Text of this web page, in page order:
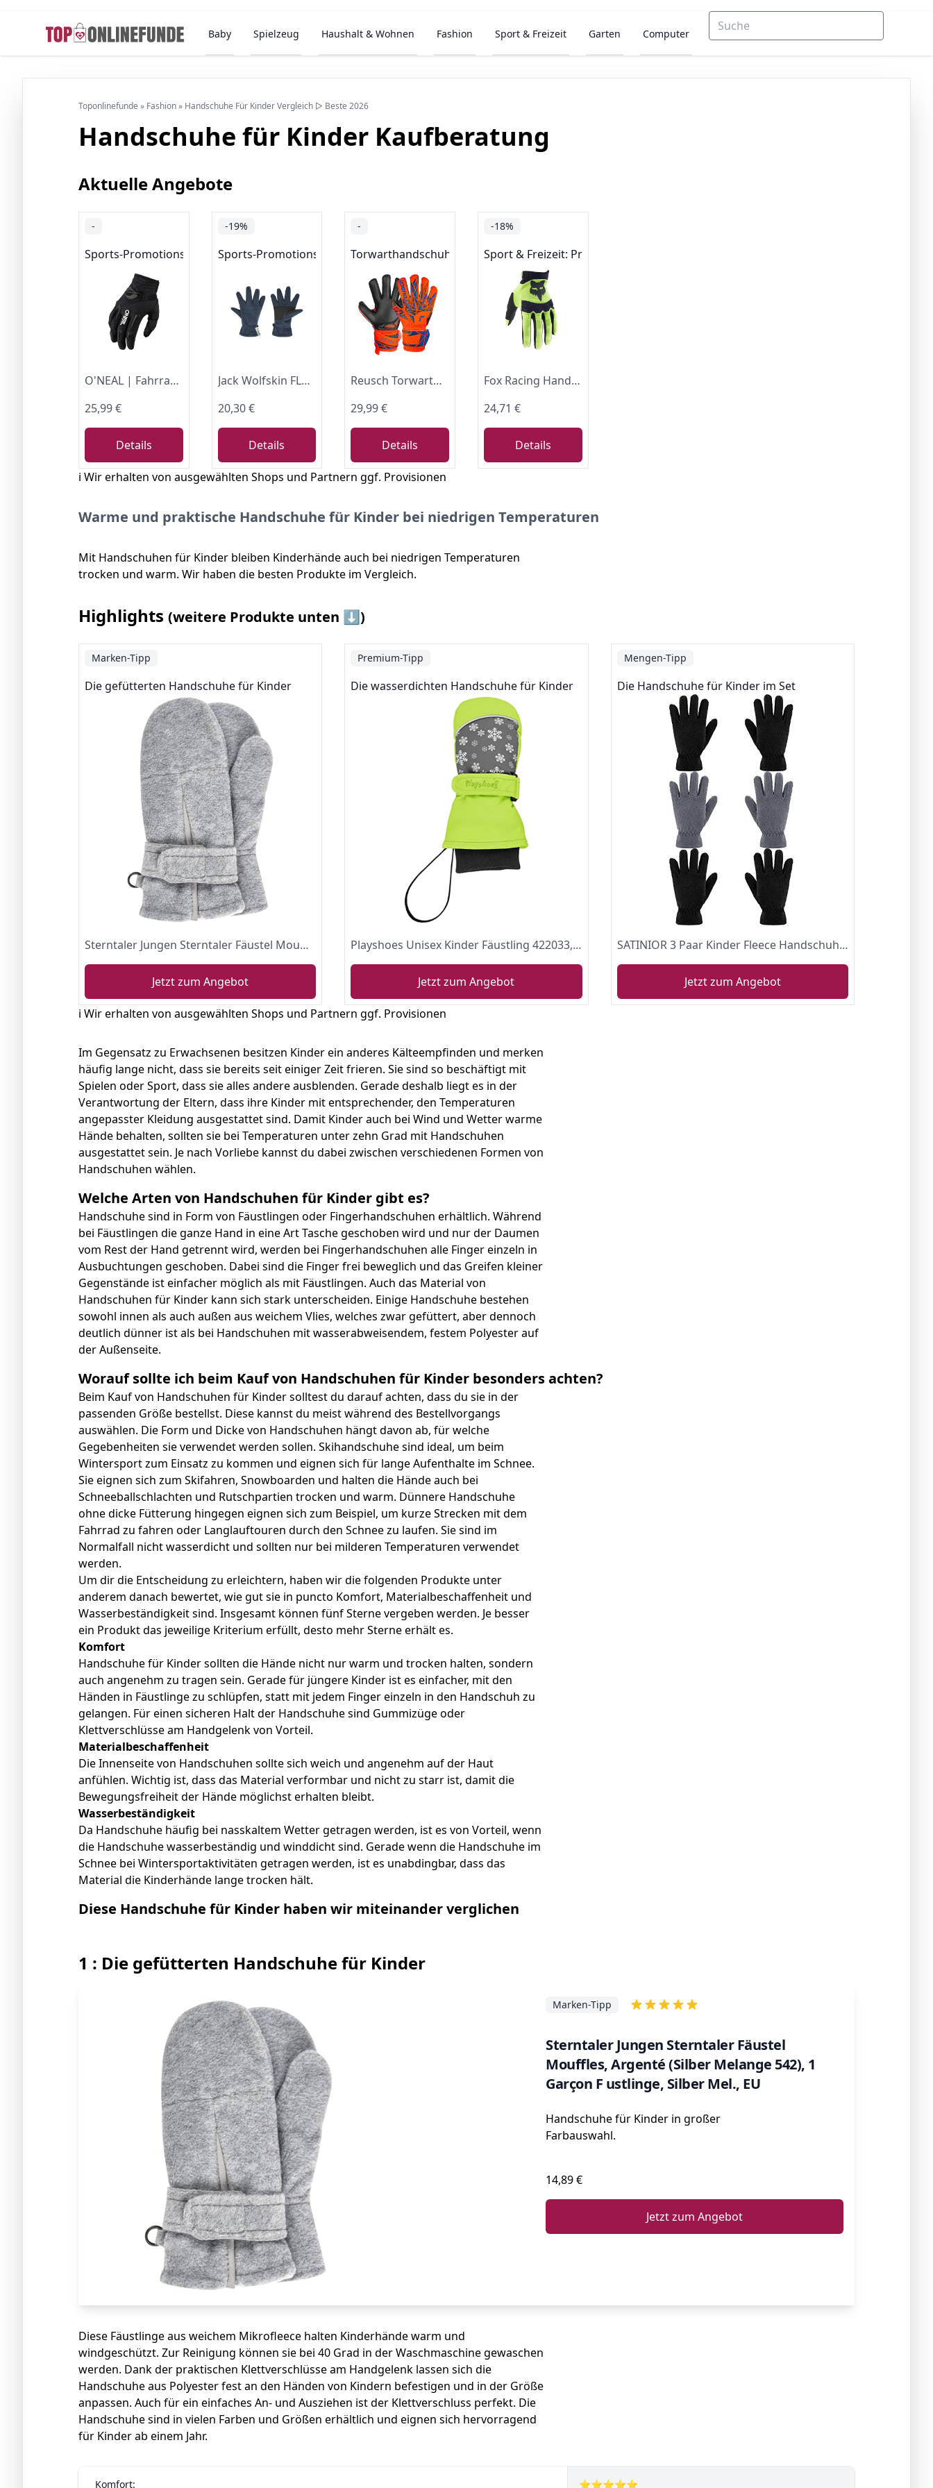
Baby Spielzeug Haushalt & Wohnen Fashion Sport & Freizeit Garten Computer
Toponlinefunde » Fashion» Handschuhe Für Kinder Vergleich ▷ Beste 2026
Handschuhe für Kinder Kaufberatung
Aktuelle Angebote
-
Sports-Promotions
O'NEAL | Fahrrad- & Motocross-Handschuhe | Kinder | MX MTB DH FR Downhill Freeride | Langlebige, Flexible Materialien, belüftete Handinnenfläche | Element Youth Glove | Schwarz Weiß | Größe M
25,99 €
Details
-19%
Sports-Promotions
Jack Wolfskin FLEECE GLOVE K
20,30 €
Details
-
Torwarthandschuhe
Reusch Torwarthandschuhe Kinder | starker Grip & optimale Passform
29,99 €
Details
-18%
Sport & Freizeit: Produkte mit Umwelt-Label
Fox Racing Handschuhe Dirtpaw Jugend
24,71 €
Details
ℹ️ Wir erhalten von ausgewählten Shops und Partnern ggf. Provisionen
Warme und praktische Handschuhe für Kinder bei niedrigen Temperaturen
Mit Handschuhen für Kinder bleiben Kinderhände auch bei niedrigen Temperaturen
trocken und warm. Wir haben die besten Produkte im Vergleich.
Highlights (weitere Produkte unten ⬇️)
Marken-Tipp
Die gefütterten Handschuhe für Kinder
Sterntaler Jungen Sterntaler Fäustel Mouffles, Argenté (Silber Melange 542), 1 Garçon F ustlinge, Silber Mel., EU
Jetzt zum Angebot
Premium-Tipp
Die wasserdichten Handschuhe für Kinder
Playshoes Unisex Kinder Fäustling 422033, 29 - Grün, 2 (ca. 2-4 Jahre)
Jetzt zum Angebot
Mengen-Tipp
Die Handschuhe für Kinder im Set
SATINIOR 3 Paar Kinder Fleece Handschuhe Winter Weiche warme Handschuhe für Jungen Outdoor Aktivitäten (Schwarz, Grau, 5-8 Jahre)
Jetzt zum Angebot
ℹ️ Wir erhalten von ausgewählten Shops und Partnern ggf. Provisionen
Im Gegensatz zu Erwachsenen besitzen Kinder ein anderes Kälteempfinden und merken
häufig lange nicht, dass sie bereits seit einiger Zeit frieren. Sie sind so beschäftigt mit
Spielen oder Sport, dass sie alles andere ausblenden. Gerade deshalb liegt es in der
Verantwortung der Eltern, dass ihre Kinder mit entsprechender, den Temperaturen
angepasster Kleidung ausgestattet sind. Damit Kinder auch bei Wind und Wetter warme
Hände behalten, sollten sie bei Temperaturen unter zehn Grad mit Handschuhen
ausgestattet sein. Je nach Vorliebe kannst du dabei zwischen verschiedenen Formen von
Handschuhen wählen.
Welche Arten von Handschuhen für Kinder gibt es?
Handschuhe sind in Form von Fäustlingen oder Fingerhandschuhen erhältlich. Während
bei Fäustlingen die ganze Hand in eine Art Tasche geschoben wird und nur der Daumen
vom Rest der Hand getrennt wird, werden bei Fingerhandschuhen alle Finger einzeln in
Ausbuchtungen geschoben. Dabei sind die Finger frei beweglich und das Greifen kleiner
Gegenstände ist einfacher möglich als mit Fäustlingen. Auch das Material von
Handschuhen für Kinder kann sich stark unterscheiden. Einige Handschuhe bestehen
sowohl innen als auch außen aus weichem Vlies, welches zwar gefüttert, aber dennoch
deutlich dünner ist als bei Handschuhen mit wasserabweisendem, festem Polyester auf
der Außenseite.
Worauf sollte ich beim Kauf von Handschuhen für Kinder besonders achten?
Beim Kauf von Handschuhen für Kinder solltest du darauf achten, dass du sie in der
passenden Größe bestellst. Diese kannst du meist während des Bestellvorgangs
auswählen. Die Form und Dicke von Handschuhen hängt davon ab, für welche
Gegebenheiten sie verwendet werden sollen. Skihandschuhe sind ideal, um beim
Wintersport zum Einsatz zu kommen und eignen sich für lange Aufenthalte im Schnee.
Sie eignen sich zum Skifahren, Snowboarden und halten die Hände auch bei
Schneeballschlachten und Rutschpartien trocken und warm. Dünnere Handschuhe
ohne dicke Fütterung hingegen eignen sich zum Beispiel, um kurze Strecken mit dem
Fahrrad zu fahren oder Langlauftouren durch den Schnee zu laufen. Sie sind im
Normalfall nicht wasserdicht und sollten nur bei milderen Temperaturen verwendet
werden.
Um dir die Entscheidung zu erleichtern, haben wir die folgenden Produkte unter
anderem danach bewertet, wie gut sie in puncto Komfort, Materialbeschaffenheit und
Wasserbeständigkeit sind. Insgesamt können fünf Sterne vergeben werden. Je besser
ein Produkt das jeweilige Kriterium erfüllt, desto mehr Sterne erhält es.
Komfort
Handschuhe für Kinder sollten die Hände nicht nur warm und trocken halten, sondern
auch angenehm zu tragen sein. Gerade für jüngere Kinder ist es einfacher, mit den
Händen in Fäustlinge zu schlüpfen, statt mit jedem Finger einzeln in den Handschuh zu
gelangen. Für einen sicheren Halt der Handschuhe sind Gummizüge oder
Klettverschlüsse am Handgelenk von Vorteil.
Materialbeschaffenheit
Die Innenseite von Handschuhen sollte sich weich und angenehm auf der Haut
anfühlen. Wichtig ist, dass das Material verformbar und nicht zu starr ist, damit die
Bewegungsfreiheit der Hände möglichst erhalten bleibt.
Wasserbeständigkeit
Da Handschuhe häufig bei nasskaltem Wetter getragen werden, ist es von Vorteil, wenn
die Handschuhe wasserbeständig und winddicht sind. Gerade wenn die Handschuhe im
Schnee bei Wintersportaktivitäten getragen werden, ist es unabdingbar, dass das
Material die Kinderhände lange trocken hält.
Diese Handschuhe für Kinder haben wir miteinander verglichen
1 : Die gefütterten Handschuhe für Kinder
Sterntaler Jungen Sterntaler Fäustel
Mouffles, Argenté (Silber Melange 542), 1
Garçon F ustlinge, Silber Mel., EU
Marken-Tipp
Handschuhe für Kinder in großer
Farbauswahl.
14,89 €
Jetzt zum Angebot
Diese Fäustlinge aus weichem Mikrofleece halten Kinderhände warm und
windgeschützt. Zur Reinigung können sie bei 40 Grad in der Waschmaschine gewaschen
werden. Dank der praktischen Klettverschlüsse am Handgelenk lassen sich die
Handschuhe aus Polyester fest an den Händen von Kindern befestigen und in der Größe
anpassen. Auch für ein einfaches An- und Ausziehen ist der Klettverschluss perfekt. Die
Handschuhe sind in vielen Farben und Größen erhältlich und eignen sich hervorragend
für Kinder ab einem Jahr.
Komfort: ⭐⭐⭐⭐⭐